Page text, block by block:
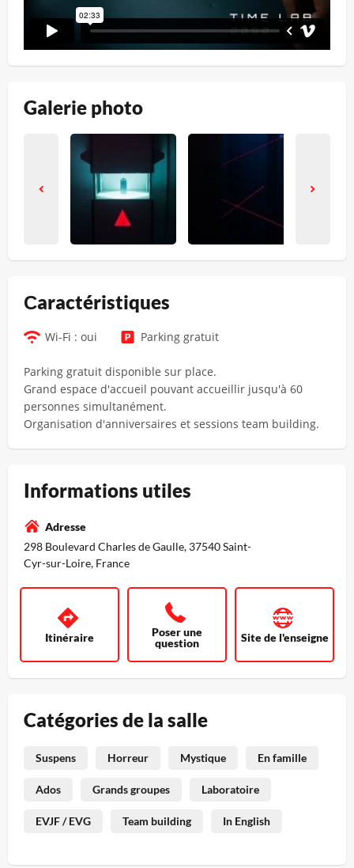
Galerie photo
Сaractéristiques
Wi-Fi : oui Parking gratuit
Parking gratuit disponible sur place.
Grand espace d'accueil pouvant accueillir jusqu'à 60
personnes simultanément.
Organisation d'anniversaires et sessions team building.
Informations utiles
Adresse
298 Boulevard Charles de Gaulle, 37540 Saint-
Cyr-sur-Loire, France
Itinéraire
Poser une
question
Site de l'enseigne
Catégories de la salle
Suspens Horreur Mystique En famille
Ados Grands groupes Laboratoire
EVJF / EVG Team building In English